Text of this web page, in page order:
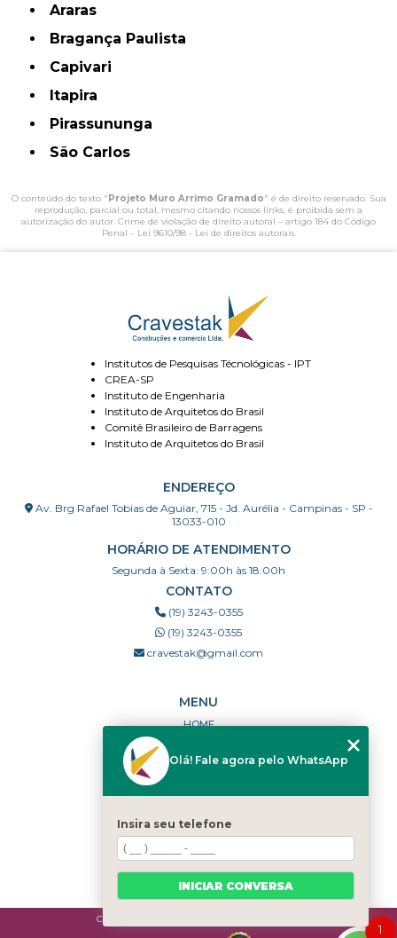
Araras
Bragança Paulista
Capivari
Itapira
Pirassununga
São Carlos
O conteúdo do texto "Projeto Muro Arrimo Gramado" é de direito reservado. Sua
reprodução, parcial ou total, mesmo citando nossos links, é proibida sem a
autorização do autor. Crime de violação de direito autoral – artigo 184 do Código
Penal – Lei 9610/98 - Lei de direitos autorais.
Institutos de Pesquisas Técnológicas - IPT
CREA-SP
Instituto de Engenharia
Instituto de Arquitetos do Brasil
Comitê Brasileiro de Barragens
Instituto de Arquitetos do Brasil
ENDEREÇO
Av. Brg Rafael Tobias de Aguiar, 715 - Jd. Aurélia - Campinas - SP -
13033-010
HORÁRIO DE ATENDIMENTO
Segunda à Sexta: 9:00h às 18:00h
CONTATO
(19) 3243-0355
(19) 3243-0355
cravestak@gmail.com
MENU
HOME
PORTFÓLIO
DÚVIDAS FREQUENTES
CATEGORIAS
MAPA DO SITE
Copyright © Cravestak. (Lei 9610 de 19/02/1998)
1
Olá! Fale agora pelo WhatsApp
Insira seu telefone
INICIAR CONVERSA